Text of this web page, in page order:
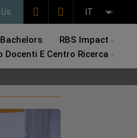
Bachelors
RBS Impact
Docenti E Centro Ricerca